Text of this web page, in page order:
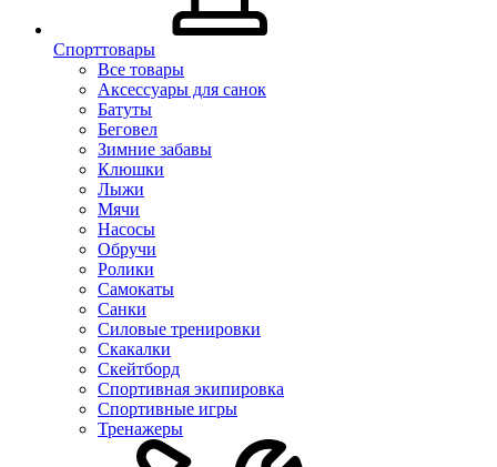
Спорттовары
Все товары
Аксессуары для санок
Батуты
Беговел
Зимние забавы
Клюшки
Лыжи
Мячи
Насосы
Обручи
Ролики
Самокаты
Санки
Силовые тренировки
Скакалки
Скейтборд
Спортивная экипировка
Спортивные игры
Тренажеры